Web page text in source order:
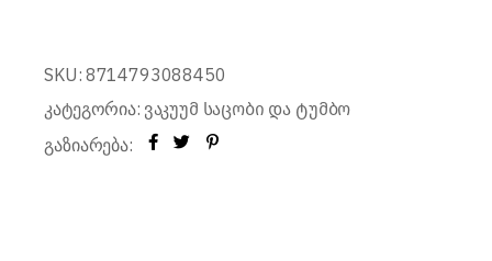
SKU: 8714793088450
კატეგორია: ვაკუუმ საცობი და ტუმბო
გაზიარება: